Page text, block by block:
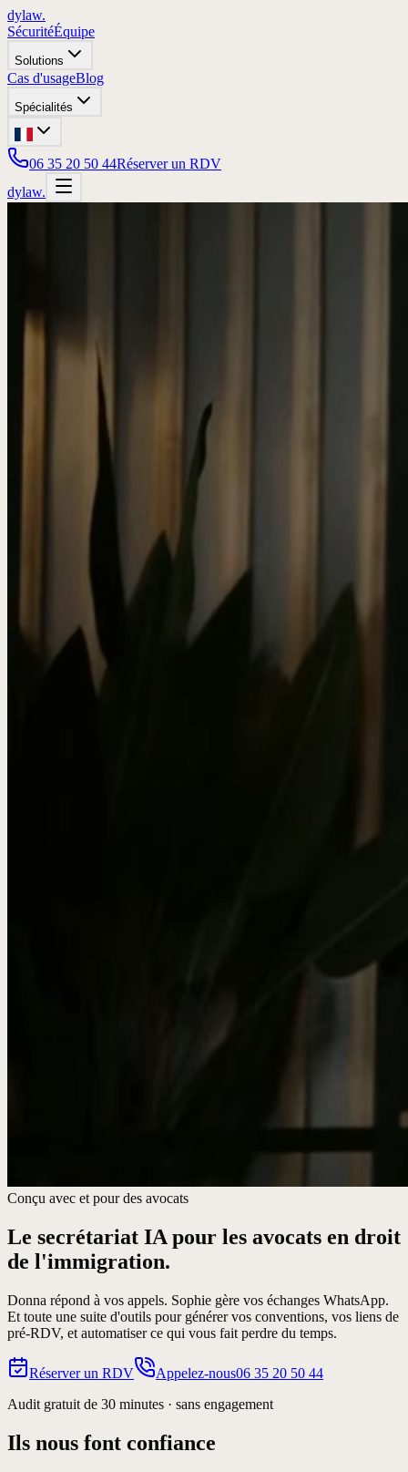
dylaw.
SécuritéÉquipe
Solutions
Cas d'usageBlog
Spécialités
06 35 20 50 44Réserver un RDV
dylaw.
Conçu avec et pour des avocats
Le secrétariat IA pour les avocats en droit
de l'immigration.
Donna répond à vos appels. Sophie gère vos échanges WhatsApp.
Et toute une suite d'outils pour générer vos conventions, vos liens de
pré-RDV, et automatiser ce qui vous fait perdre du temps.
Réserver un RDV Appelez-nous06 35 20 50 44
Audit gratuit de 30 minutes · sans engagement
Ils nous font confiance